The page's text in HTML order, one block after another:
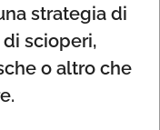
strategia di
scioperi,
o altro che